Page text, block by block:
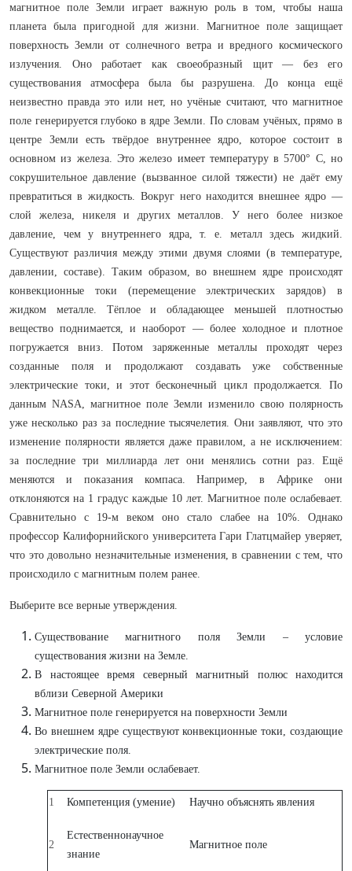
магнитное поле Земли играет важную роль в том, чтобы наша
планета была пригодной для жизни. Магнитное поле защищает
поверхность Земли от солнечного ветра и вредного космического
излучения. Оно работает как своеобразный щит — без его
существования атмосфера была бы разрушена. До конца ещё
неизвестно правда это или нет, но учёные считают, что магнитное
поле генерируется глубоко в ядре Земли. По словам учёных, прямо в
центре Земли есть твёрдое внутреннее ядро, которое состоит в
основном из железа. Это железо имеет температуру в 5700° С, но
сокрушительное давление (вызванное силой тяжести) не даёт ему
превратиться в жидкость. Вокруг него находится внешнее ядро —
слой железа, никеля и других металлов. У него более низкое
давление, чем у внутреннего ядра, т. е. металл здесь жидкий.
Существуют различия между этими двумя слоями (в температуре,
давлении, составе). Таким образом, во внешнем ядре происходят
конвекционные токи (перемещение электрических зарядов) в
жидком металле. Тёплое и обладающее меньшей плотностью
вещество поднимается, и наоборот — более холодное и плотное
погружается вниз. Потом заряженные металлы проходят через
созданные поля и продолжают создавать уже собственные
электрические токи, и этот бесконечный цикл продолжается. По
данным NASA, магнитное поле Земли изменило свою полярность
уже несколько раз за последние тысячелетия. Они заявляют, что это
изменение полярности является даже правилом, а не исключением:
за последние три миллиарда лет они менялись сотни раз. Ещё
меняются и показания компаса. Например, в Африке они
отклоняются на 1 градус каждые 10 лет. Магнитное поле ослабевает.
Сравнительно с 19-м веком оно стало слабее на 10%. Однако
профессор Калифорнийского университета Гари Глатцмайер уверяет,
что это довольно незначительные изменения, в сравнении с тем, что
происходило с магнитным полем ранее.
Выберите все верные утверждения.
Существование магнитного поля Земли – условие
существования жизни на Земле.
В настоящее время северный магнитный полюс находится
вблизи Северной Америки
Магнитное поле генерируется на поверхности Земли
Во внешнем ядре существуют конвекционные токи, создающие
электрические поля.
Магнитное поле Земли ослабевает.
1 Компетенция (умение) Научно объяснять явления
2
Естественнонаучное
знание
Магнитное поле